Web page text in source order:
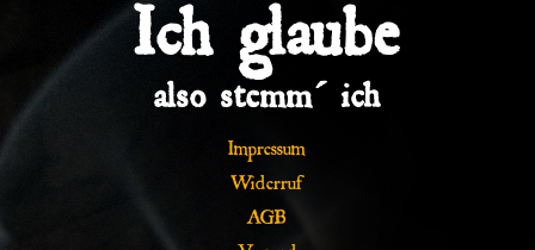
Ich glaube
also stemm´ ich
Impressum
Widerruf
AGB
Versand